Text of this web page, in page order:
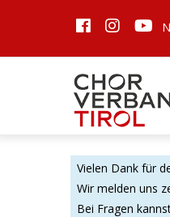
Vielen Dank für
Wir melden uns
Bei Fragen